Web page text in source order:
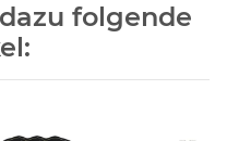
folgende